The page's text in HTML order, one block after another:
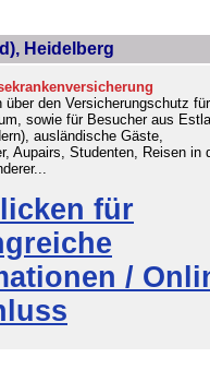
Heidelberg
über den Versicherungschutz
sowie für Besucher aus
ausländische Gäste,
Aupairs, Studenten, Reisen in
für
/